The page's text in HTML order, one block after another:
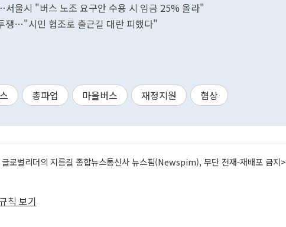
울시 "버스 노조 요구안 수용 시 임금 25% 올라"
쟁…"시민 협조로 출근길 대란 피했다"
총파업 마을버스 재정지원 협상
로벌리더의 지름길 종합뉴스통신사 뉴스핌(Newspim), 무단 전재-재배포 금지>
칙 보기